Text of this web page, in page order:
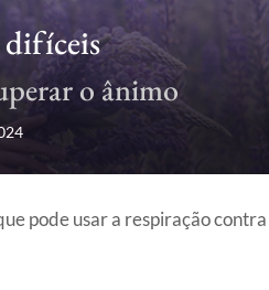
difíceis
o ânimo
pode usar a respiração